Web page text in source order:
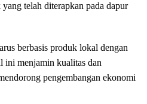
telah diterapkan pada dapur
berbasis produk lokal dengan
ini menjamin kualitas dan
pengembangan ekonomi